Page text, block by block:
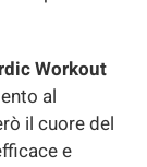
Workout
al
il cuore del
e